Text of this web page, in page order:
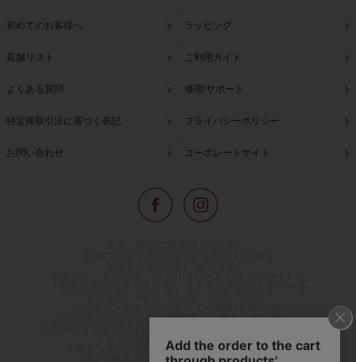
初めてのお客様へ ラッピング
店舗リスト ご利用ガイド
よくある質問 修理/サポート
特定商取引法に基づく表記 プライバシーポリシー
お問い合わせ コーポレートサイト
オリジナルアイテムなどを幅広くご用意しています。
アビステの幅広い商品を取り揃え、
人気ランキングやテレビなどメディア着用商品、
雑誌掲載商品情報を紹介するコンテンツ、